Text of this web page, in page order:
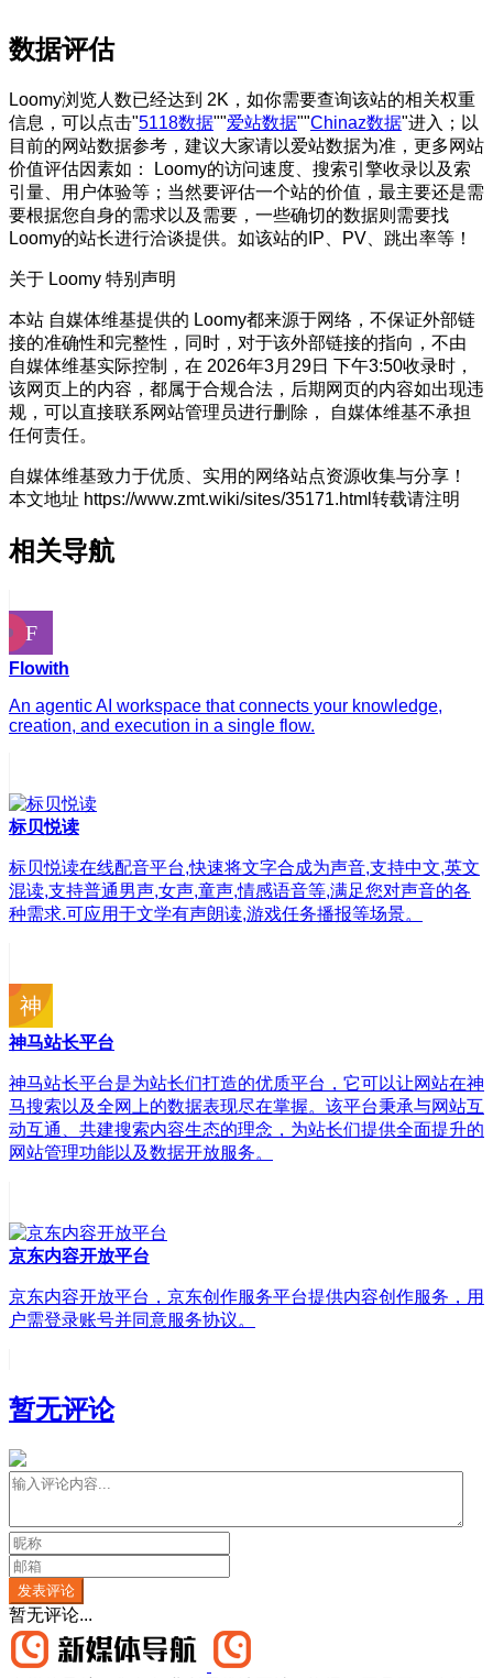
数据评估
Loomy浏览人数已经达到 2K，如你需要查询该站的相关权重
信息，可以点击"5118数据""爱站数据""Chinaz数据"进入；以
目前的网站数据参考，建议大家请以爱站数据为准，更多网站
价值评估因素如： Loomy的访问速度、搜索引擎收录以及索
引量、用户体验等；当然要评估一个站的价值，最主要还是需
要根据您自身的需求以及需要，一些确切的数据则需要找
Loomy的站长进行洽谈提供。如该站的IP、PV、跳出率等！
关于 Loomy 特别声明
本站 自媒体维基提供的 Loomy都来源于网络，不保证外部链
接的准确性和完整性，同时，对于该外部链接的指向，不由
自媒体维基实际控制，在 2026年3月29日 下午3:50收录时，
该网页上的内容，都属于合规合法，后期网页的内容如出现违
规，可以直接联系网站管理员进行删除， 自媒体维基不承担
任何责任。
自媒体维基致力于优质、实用的网络站点资源收集与分享！
本文地址 https://www.zmt.wiki/sites/35171.html转载请注明
相关导航
Flowith
An agentic AI workspace that connects your knowledge,
creation, and execution in a single flow.
标贝悦读
标贝悦读在线配音平台,快速将文字合成为声音,支持中文,英文
混读,支持普通男声,女声,童声,情感语音等,满足您对声音的各
种需求.可应用于文学有声朗读,游戏任务播报等场景。
神马站长平台
神马站长平台是为站长们打造的优质平台，它可以让网站在神
马搜索以及全网上的数据表现尽在掌握。该平台秉承与网站互
动互通、共建搜索内容生态的理念，为站长们提供全面提升的
网站管理功能以及数据开放服务。
京东内容开放平台
京东内容开放平台，京东创作服务平台提供内容创作服务，用
户需登录账号并同意服务协议。
暂无评论
发表评论
暂无评论...